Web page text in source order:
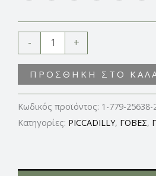
- +
ΠΡΟΣΘΉΚΗ ΣΤΟ
Κωδικός προϊόντος: 1-779-25638-
Κατηγορίες: PICCADILLY, ΓΟΒΕΣ,